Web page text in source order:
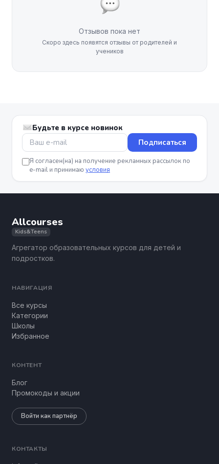
Отзывов пока нет
Скоро здесь появятся отзывы от родителей и
учеников
Будьте в курсе новинок
Подписаться
Я согласен(на) на получение рекламных рассылок по
e-mail и принимаю условия
Allcourses
Kids&Teens
Агрегатор образовательных курсов для детей и
подростков.
НАВИГАЦИЯ
Все курсы
Категории
Школы
Избранное
КОНТЕНТ
Блог
Промокоды и акции
Войти как партнёр
КОНТАКТЫ